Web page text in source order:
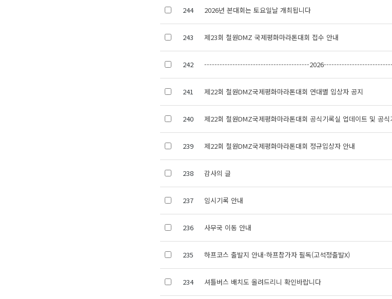
244 2026년 본대회는 토요일날 개최됩니다
243 제23회 철원DMZ 국제평화마라톤대회 접수 안내
242 -----------------------------------------
241 제22회 철원DMZ국제평화마라톤대회 연대별 입상자 공지
240 제22회 철원DMZ국제평화마라톤대회 공식기록실 업데이트 및 공식
239 제22회 철원DMZ국제평화마라톤대회 정규입상자 안내
238 감사의 글
237 임시기록 안내
236 사무국 이동 안내
235 하프코스 출발지 안내-하프참가자 필독(고석정출발X)
234 셔틀버스 배치도 올려드리니 확인바랍니다